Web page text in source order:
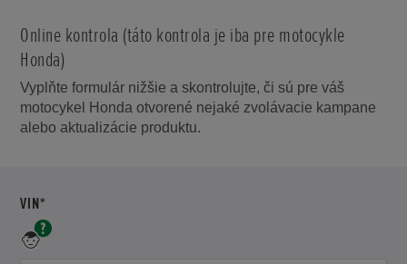
Online kontrola (táto kontrola je iba pre motocykle
Honda)
Vyplňte formulár nižšie a skontrolujte, či sú pre váš
motocykel Honda otvorené nejaké zvolávacie kampane
alebo aktualizácie produktu.
VIN*